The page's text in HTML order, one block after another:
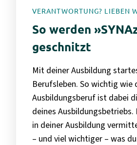
VERANTWORTUNG? LIEBEN
So werden
geschnitzt
Mit deiner Ausbildung
Berufsleben. So wichtig wie
Ausbildungsberuf ist dabei
deines Ausbildungsbetriebs.
in deiner Ausbildung
– und viel wichtiger – was